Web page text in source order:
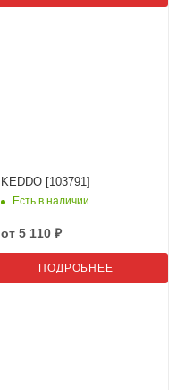
KEDDO [103791]
Есть в наличии
от 5 110 ₽
ПОДРОБНЕЕ